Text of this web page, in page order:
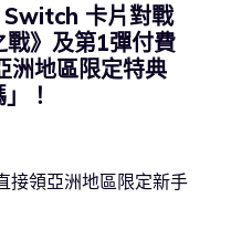
Switch 卡片對戰
》及第1彈付費
洲地區限定特典
！
接領亞洲地區限定新手